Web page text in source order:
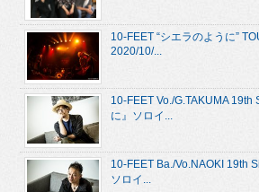
10-FEET “シエラのように”
2020/10/...
10-FEET Vo./G.TAKUMA 19th
に』ソロイ...
10-FEET Ba./Vo.NAOKI 19th
ソロイ...